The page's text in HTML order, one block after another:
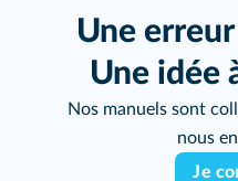
Une
Une idée
Nos manuels sont
nous
Je